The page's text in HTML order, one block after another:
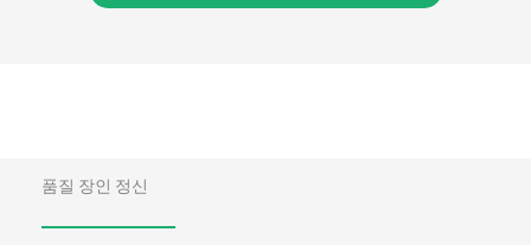
품질 장인 정신